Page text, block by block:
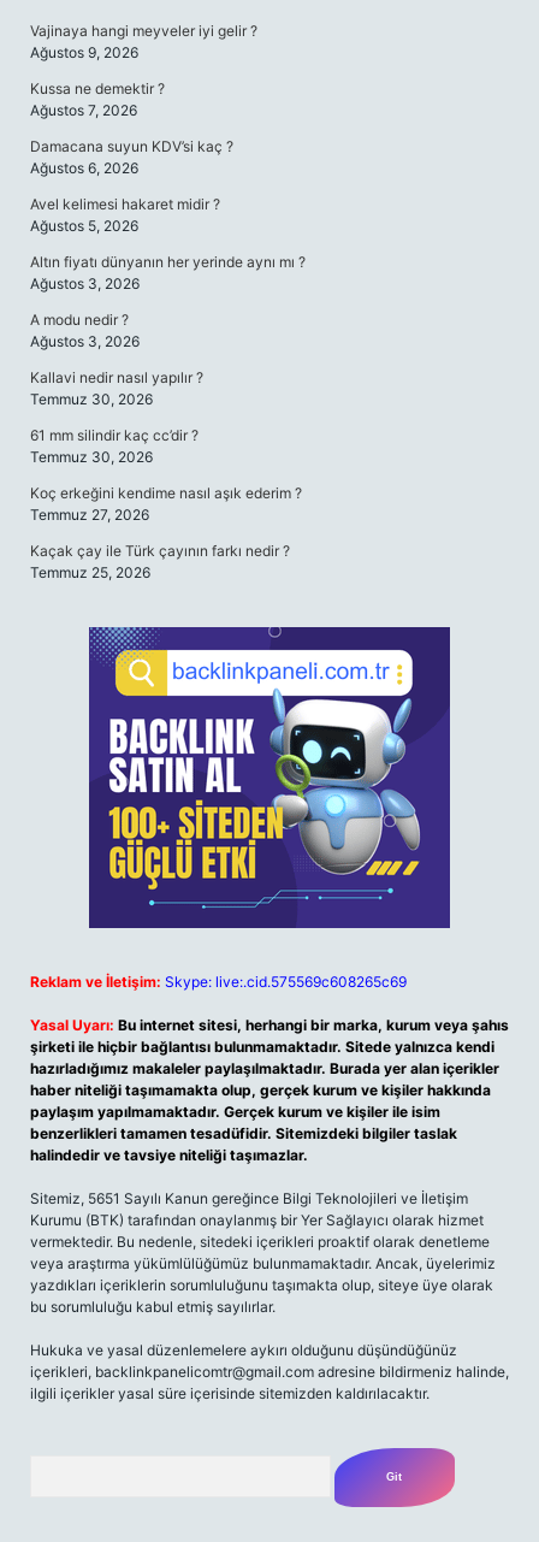
Vajinaya hangi meyveler iyi gelir ?
Ağustos 9, 2026
Kussa ne demektir ?
Ağustos 7, 2026
Damacana suyun KDV’si kaç ?
Ağustos 6, 2026
Avel kelimesi hakaret midir ?
Ağustos 5, 2026
Altın fiyatı dünyanın her yerinde aynı mı ?
Ağustos 3, 2026
A modu nedir ?
Ağustos 3, 2026
Kallavi nedir nasıl yapılır ?
Temmuz 30, 2026
61 mm silindir kaç cc’dir ?
Temmuz 30, 2026
Koç erkeğini kendime nasıl aşık ederim ?
Temmuz 27, 2026
Kaçak çay ile Türk çayının farkı nedir ?
Temmuz 25, 2026
Reklam ve İletişim: Skype: live:.cid.575569c608265c69
Yasal Uyarı: Bu internet sitesi, herhangi bir marka, kurum veya şahıs
şirketi ile hiçbir bağlantısı bulunmamaktadır. Sitede yalnızca kendi
hazırladığımız makaleler paylaşılmaktadır. Burada yer alan içerikler
haber niteliği taşımamakta olup, gerçek kurum ve kişiler hakkında
paylaşım yapılmamaktadır. Gerçek kurum ve kişiler ile isim
benzerlikleri tamamen tesadüfidir. Sitemizdeki bilgiler taslak
halindedir ve tavsiye niteliği taşımazlar.
Sitemiz, 5651 Sayılı Kanun gereğince Bilgi Teknolojileri ve İletişim
Kurumu (BTK) tarafından onaylanmış bir Yer Sağlayıcı olarak hizmet
vermektedir. Bu nedenle, sitedeki içerikleri proaktif olarak denetleme
veya araştırma yükümlülüğümüz bulunmamaktadır. Ancak, üyelerimiz
yazdıkları içeriklerin sorumluluğunu taşımakta olup, siteye üye olarak
bu sorumluluğu kabul etmiş sayılırlar.
Hukuka ve yasal düzenlemelere aykırı olduğunu düşündüğünüz
içerikleri, backlinkpanelicomtr@gmail.com adresine bildirmeniz halinde,
ilgili içerikler yasal süre içerisinde sitemizden kaldırılacaktır.